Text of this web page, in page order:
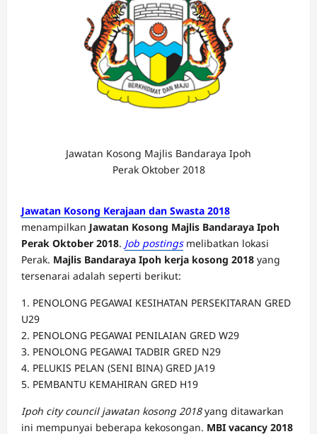
Jawatan Kosong Majlis Bandaraya Ipoh
Perak Oktober 2018
Jawatan Kosong Kerajaan dan Swasta 2018
menampilkan Jawatan Kosong Majlis Bandaraya Ipoh
Perak Oktober 2018. Job postingsmelibatkan lokasi
Perak. Majlis Bandaraya Ipoh kerja kosong 2018 yang
tersenarai adalah seperti berikut:
1. PENOLONG PEGAWAI KESIHATAN PERSEKITARAN GRED
U29
2. PENOLONG PEGAWAI PENILAIAN GRED W29
3. PENOLONG PEGAWAI TADBIR GRED N29
4. PELUKIS PELAN (SENI BINA) GRED JA19
5. PEMBANTU KEMAHIRAN GRED H19
Ipoh city council jawatan kosong 2018yang ditawarkan
ini mempunyai beberapa kekosongan. MBI vacancy 2018